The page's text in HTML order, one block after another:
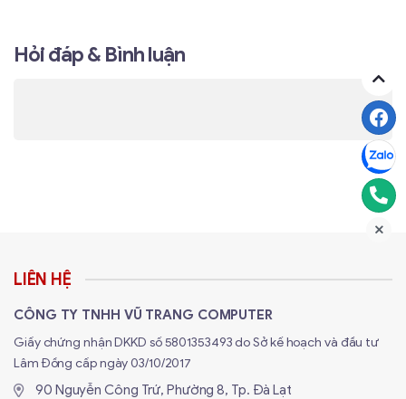
Hỏi đáp & Bình luận
LIÊN HỆ
CÔNG TY TNHH VŨ TRANG COMPUTER
Giấy chứng nhận DKKD số 5801353493 do Sở kế hoạch và đầu tư
Lâm Đồng cấp ngày 03/10/2017
90 Nguyễn Công Trứ, Phường 8, Tp. Đà Lạt